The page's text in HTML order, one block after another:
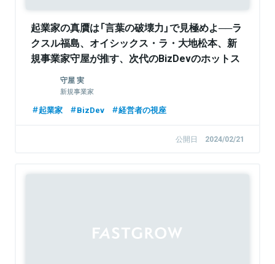
起業家の真贋は「言葉の破壊力」で見極めよ──ラ
クスル福島、オイシックス・ラ・大地松本、新
規事業家守屋が推す、次代のBizDevのホットス
守屋 実
新規事業家
起業家 BizDev 経営者の視座
公開日 2024/02/21